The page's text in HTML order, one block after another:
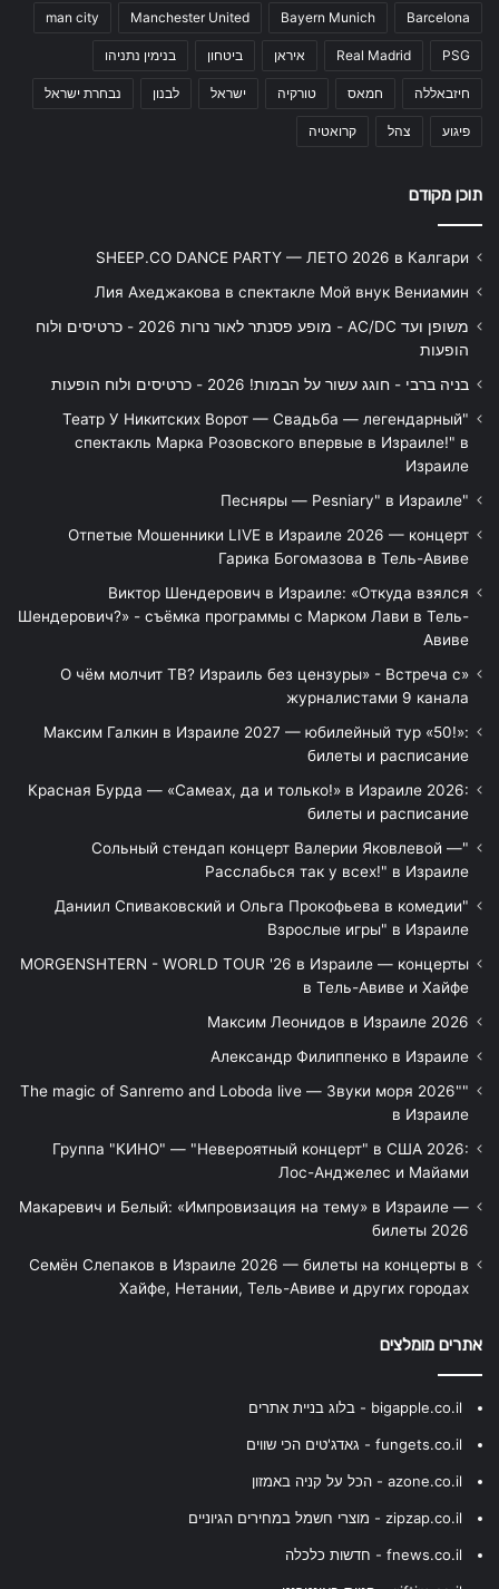
Barcelona
Bayern Munich
Manchester United
man city
PSG
Real Madrid איראן ביטחון בנימין נתניהו
חיזבאללה חמאס טורקיה ישראל לבנון נבחרת ישראל
פיגוע צהל קרואטיה
תוכן מקודם
SHEEP.CO DANCE PARTY — ЛЕТО 2026 в Калгари
Лия Ахеджакова в спектакле Мой внук Вениамин
משופן ועד AC/DC - מופע פסנתר לאור נרות 2026 - כרטיסים ולוח
הופעות
בניה ברבי - חוגג עשור על הבמות! 2026 - כרטיסים ולוח הופעות
"Театр У Никитских Ворот — Свадьба — легендарный
спектакль Марка Розовского впервые в Израиле!" в
Израиле
"Песняры — Pesniary" в Израиле
Отпетые Мошенники LIVE в Израиле 2026 — концерт
Гарика Богомазова в Тель-Авиве
Виктор Шендерович в Израиле: «Откуда взялся
Шендерович?» - съёмка программы с Марком Лави в Тель-
Авиве
«О чём молчит ТВ? Израиль без цензуры» - Встреча с
журналистами 9 канала
Максим Галкин в Израиле 2027 — юбилейный тур «50!»:
билеты и расписание
Красная Бурда — «Самеах, да и только!» в Израиле 2026:
билеты и расписание
"Сольный стендап концерт Валерии Яковлевой —
Расслабься так у всех!" в Израиле
"Даниил Спиваковский и Ольга Прокофьева в комедии
Взрослые игры" в Израиле
MORGENSHTERN - WORLD TOUR '26 в Израиле — концерты
в Тель-Авиве и Хайфе
Максим Леонидов в Израиле 2026
Александр Филиппенко в Израиле
"The magic of Sanremo and Loboda live — Звуки моря 2026"
в Израиле
Группа "КИНО" — "Невероятный концерт" в США 2026:
Лос-Анджелес и Майами
Макаревич и Белый: «Импровизация на тему» в Израиле —
билеты 2026
Семён Слепаков в Израиле 2026 — билеты на концерты в
Хайфе, Нетании, Тель-Авиве и других городах
אתרים מומלצים
bigapple.co.il - בלוג בניית אתרים
fungets.co.il - גאדג'טים הכי שווים
azone.co.il - הכל על קניה באמזון
zipzap.co.il - מוצרי חשמל במחירים הגיוניים
fnews.co.il - חדשות כלכלה